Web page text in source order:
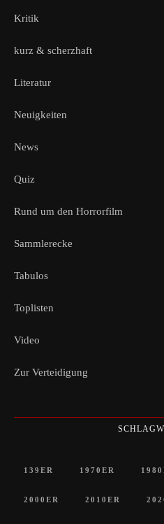
Kritik
kurz & scherzhaft
Literatur
Neuigkeiten
News
Quiz
Rund um den Horrorfilm
Sammlerecke
Tabulos
Toplisten
Video
Zur Verteidigung
139ER 1970ER
2000ER 2010ER